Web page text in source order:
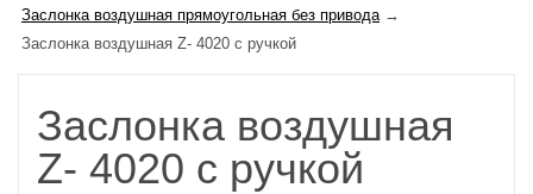
Заслонка воздушная прямоугольная без привода→
Заслонка воздушная Z- 4020 с ручкой
Заслонка воздушная
Z- 4020 с ручкой